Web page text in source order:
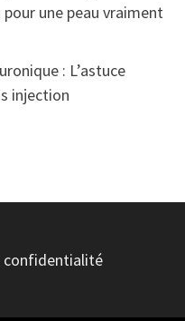
une peau vraiment
: L’astuce
injection
confidentialité